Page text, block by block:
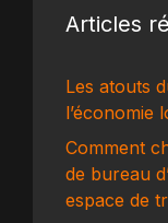
Articles
Les atouts
l’économie
Comment
de bureau
espace de